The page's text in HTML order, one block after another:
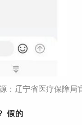
：辽宁省医疗保障局
假的